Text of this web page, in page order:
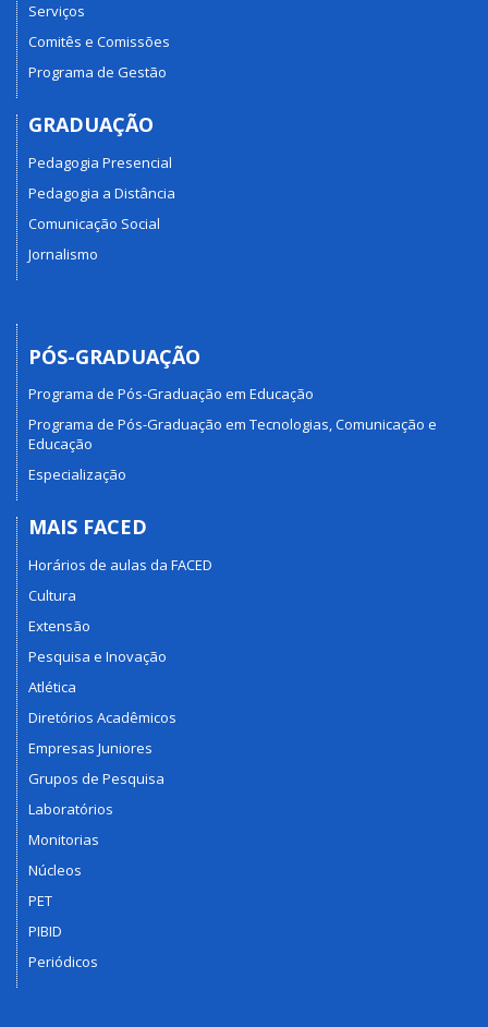
Serviços
Comitês e Comissões
Programa de Gestão
GRADUAÇÃO
Pedagogia Presencial
Pedagogia a Distância
Comunicação Social
Jornalismo
PÓS-GRADUAÇÃO
Programa de Pós-Graduação em Educação
Programa de Pós-Graduação em Tecnologias, Comunicação e
Educação
Especialização
MAIS FACED
Horários de aulas da FACED
Cultura
Extensão
Pesquisa e Inovação
Atlética
Diretórios Acadêmicos
Empresas Juniores
Grupos de Pesquisa
Laboratórios
Monitorias
Núcleos
PET
PIBID
Periódicos